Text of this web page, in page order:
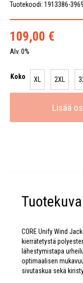
Tuotekoodi: 1913386-
109,00 €
Alv. 0%
Koko XL 2XL
Lisää
CORE Unify Wind
kierrätetystä
lähestymistapa
optimaalisen
sivutaskua sekä